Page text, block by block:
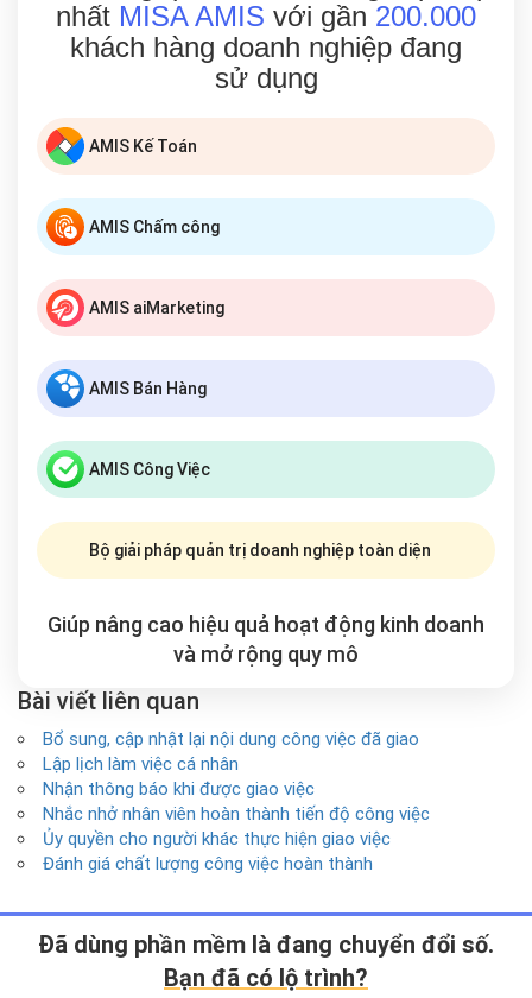
nhất MISA AMIS với gần 200.000
khách hàng doanh nghiệp đang
sử dụng
AMIS Kế Toán
AMIS Chấm công
AMIS aiMarketing
AMIS Bán Hàng
AMIS Công Việc
Bộ giải pháp quản trị doanh nghiệp toàn diện
Giúp nâng cao hiệu quả hoạt động kinh doanh
và mở rộng quy mô
Bài viết liên quan
Bổ sung, cập nhật lại nội dung công việc đã giao
Lập lịch làm việc cá nhân
Nhận thông báo khi được giao việc
Nhắc nhở nhân viên hoàn thành tiến độ công việc
Ủy quyền cho người khác thực hiện giao việc
Đánh giá chất lượng công việc hoàn thành
Ðã dùng phần mềm là đang chuyển đổi số.
Bạn đã có lộ trình?